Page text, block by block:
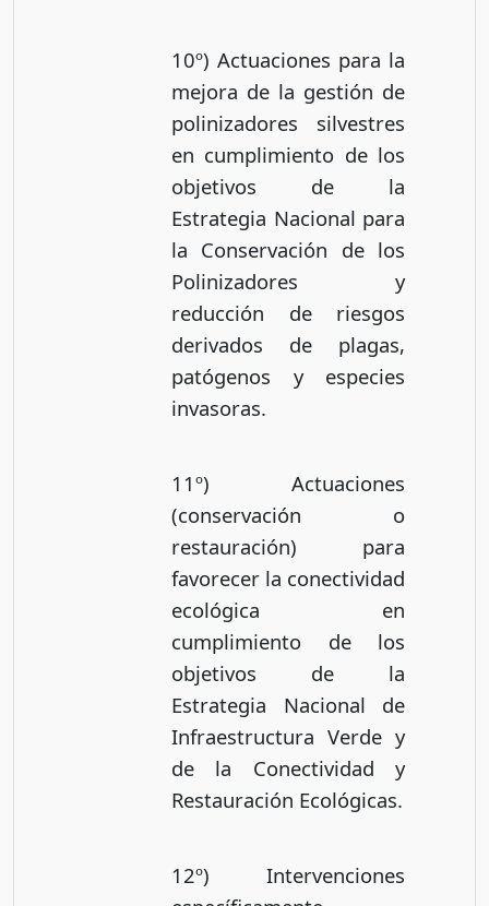
10º) Actuaciones para la
mejora de la gestión de
polinizadores silvestres
en cumplimiento de los
objetivos de la
Estrategia Nacional para
la Conservación de los
Polinizadores y
reducción de riesgos
derivados de plagas,
patógenos y especies
invasoras.
11º) Actuaciones
(conservación o
restauración) para
favorecer la conectividad
ecológica en
cumplimiento de los
objetivos de la
Estrategia Nacional de
Infraestructura Verde y
de la Conectividad y
Restauración Ecológicas.
12º) Intervenciones